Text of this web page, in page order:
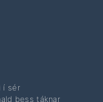
í sér
þess táknar